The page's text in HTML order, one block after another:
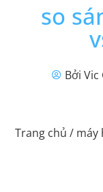
so
Bởi Vic
Trang chủ / máy